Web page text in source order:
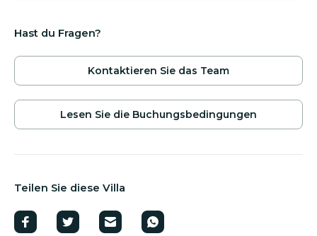
Hast du Fragen?
Kontaktieren Sie das Team
Lesen Sie die Buchungsbedingungen
Teilen Sie diese Villa